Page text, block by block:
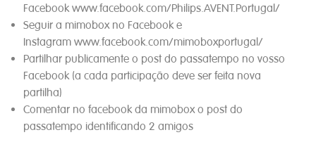
Facebook www.facebook.com/Philips.AVENT.Portugal/
Seguir a mimobox no Facebook e
Instagram www.facebook.com/mimoboxportugal/
Partilhar publicamente o post do passatempo no vosso
Facebook (a cada participação deve ser feita nova
partilha)
Comentar no facebook da mimobox o post do
passatempo identificando 2 amigos